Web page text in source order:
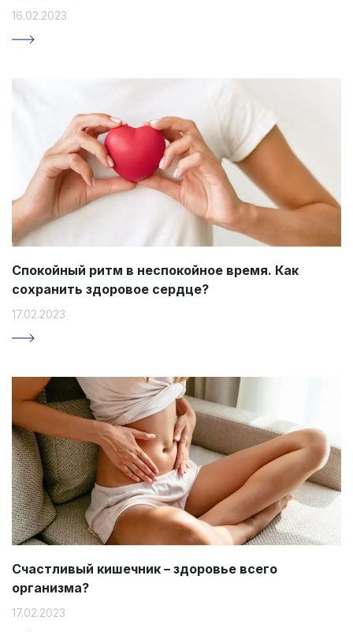
16.02.2023
Спокойный ритм в неспокойное время. Как
сохранить здоровое сердце?
17.02.2023
Счастливый кишечник – здоровье всего
организма?
17.02.2023